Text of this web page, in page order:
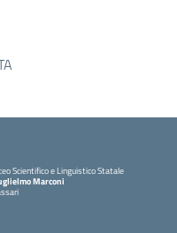
Scientifico e Linguistico Statale
Marconi